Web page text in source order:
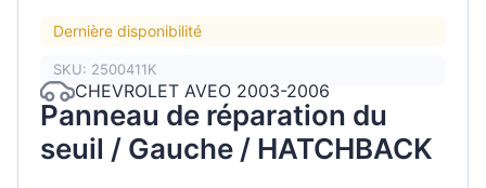
Dernière disponibilité
SKU: 2500411K
CHEVROLET AVEO 2003-2006
Panneau de réparation du
seuil / Gauche / HATCHBACK